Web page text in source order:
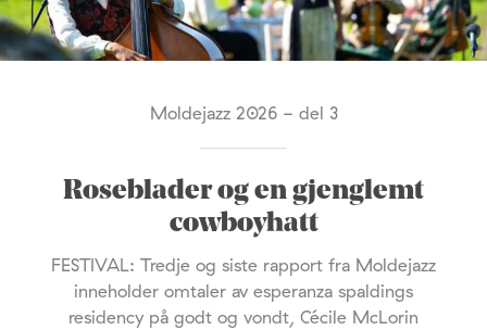
Moldejazz 2026 - del 3
Roseblader og en gjenglemt
cowboyhatt
FESTIVAL: Tredje og siste rapport fra Moldejazz
inneholder omtaler av esperanza spaldings
residency på godt og vondt, Cécile McLorin